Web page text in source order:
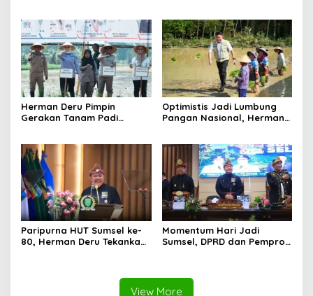
Herman Deru Pimpin
Gerakan Tanam Padi
Juta Ton
Optimistis Jadi Lumbung
Pangan Nasional, Herman
Juta Ton
Paripurna HUT Sumsel ke-
80, Herman Deru Tekankan
Momentum Hari Jadi
Sumsel, DPRD dan Pemprov
View More